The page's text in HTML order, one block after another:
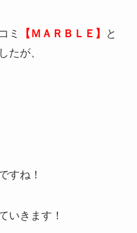
ミ 【ＭＡＲＢＬＥ】
と
たが、
すね！
いきます！